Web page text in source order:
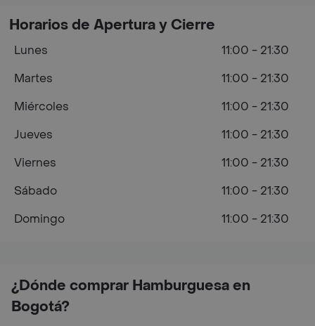
¿Dónde comprar Hamburguesa en
Bogotá?
Horarios de Apertura y Cierre
Lunes
11:00 - 21:30
Martes
11:00 - 21:30
Miércoles
11:00 - 21:30
Jueves
11:00 - 21:30
Viernes
11:00 - 21:30
Sábado
11:00 - 21:30
Domingo
11:00 - 21:30